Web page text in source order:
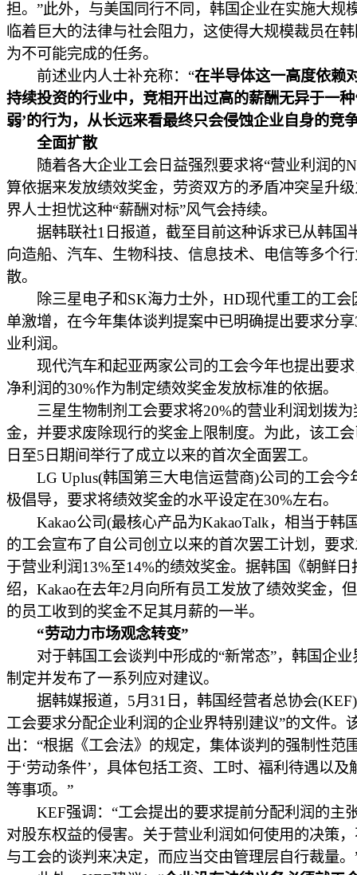
担。”此外，与美国同行不同，韩国企业在实施大规
临着巨大的法律与社会阻力，这使得大规模裁员在
为不可能完成的任务。
前述业内人士补充称：“在半导体这一高度依赖
持续投资的行业中，竞相开出过高的薪酬无异于一种
弱’的行为，从长远来看最终只会侵蚀企业自身的竞
全面扩散
随着各大企业工会日益强烈要求将“营业利润的
算依据来发放绩效奖金，劳资双方的矛盾冲突呈升
界人士担忧这种“薪酬对标”风气会持续。
据韩联社1日报道，截至目前这种诉求已从韩国
向造船、汽车、生物科技、信息技术、电信等多个
散。
除三星电子和SK海力士外，HD现代重工的工会
单激增，在今年集体谈判提案中已明确提出要求分
业利润。
现代汽车和起亚两家公司的工会今年也提出要求
净利润的30%作为制定绩效奖金发放标准的依据。
三星生物制剂工会要求将20%的营业利润划拨为
金，并要求废除现行的奖金上限制度。为此，该工
日至5日期间举行了成立以来的首次全面罢工。
LG Uplus(韩国第三大电信运营商)公司的工会今
极倡导，要求将绩效奖金的水平设定在30%左右。
Kakao公司(最核心产品为KakaoTalk，相当于韩
的工会宣布了自公司创立以来的首次罢工计划，要
于营业利润13%至14%的绩效奖金。据韩国《朝鲜日
绍，Kakao在去年2月向所有员工发放了绩效奖金，
的员工收到的奖金不足其月薪的一半。
“劳动力市场观念转变”
对于韩国工会谈判中形成的“新常态”，韩国企业
制定并发布了一系列应对建议。
据韩媒报道，5月31日，韩国经营者总协会(KEF)
工会要求分配企业利润的企业界特别建议”的文件。
出：“根据《工会法》的规定，集体谈判的强制性范
于‘劳动条件’，具体包括工资、工时、福利待遇以及
等事项。”
KEF强调：“工会提出的要求提前分配利润的主
对股东权益的侵害。关于营业利润如何使用的决策
与工会的谈判来决定，而应当交由管理层自行裁量。